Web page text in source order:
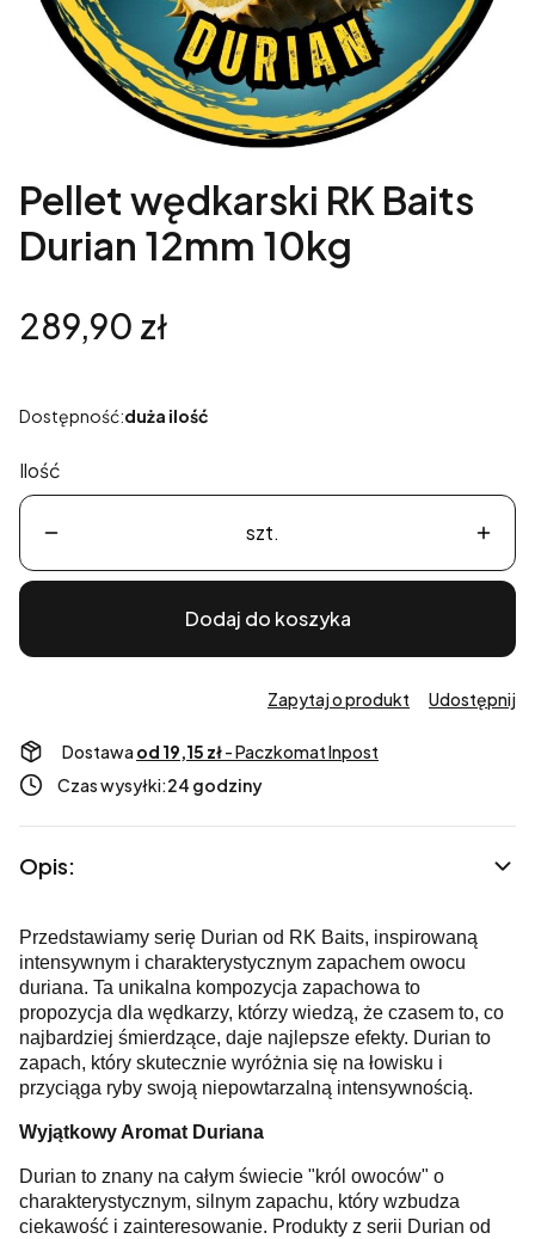
Pellet wędkarski RK Baits
Durian 12mm 10kg
Cena
289,90 zł
Dostępność:duża ilość
Ilość
szt.
Dodaj do koszyka
Zapytaj o produkt Udostępnij
Dostawa od 19,15 zł- Paczkomat Inpost
Czas wysyłki:24 godziny
Opis:
Przedstawiamy serię Durian od RK Baits, inspirowaną
intensywnym i charakterystycznym zapachem owocu
duriana. Ta unikalna kompozycja zapachowa to
propozycja dla wędkarzy, którzy wiedzą, że czasem to, co
najbardziej śmierdzące, daje najlepsze efekty. Durian to
zapach, który skutecznie wyróżnia się na łowisku i
przyciąga ryby swoją niepowtarzalną intensywnością.
Wyjątkowy Aromat Duriana
Durian to znany na całym świecie "król owoców" o
charakterystycznym, silnym zapachu, który wzbudza
ciekawość i zainteresowanie. Produkty z serii Durian od